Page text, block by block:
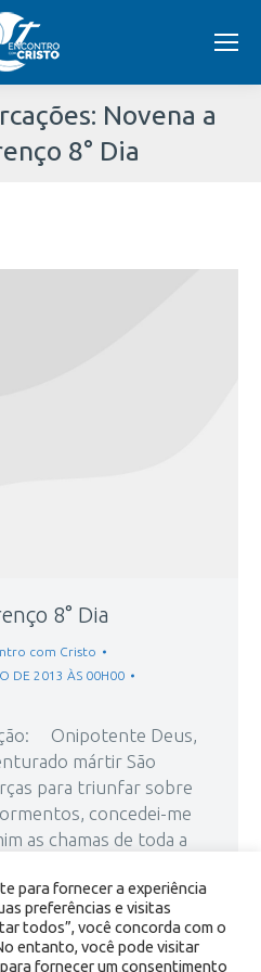
Novena a
8° Dia
8° Dia
com Cristo
DE 2013 ÀS 00H00
Onipotente Deus,
mártir São
para triunfar sobre
concedei-me
as chamas de toda a
para fornecer a experiência
preferências e visitas
todos”, você concorda com o
entanto, você pode visitar
fornecer um consentimento